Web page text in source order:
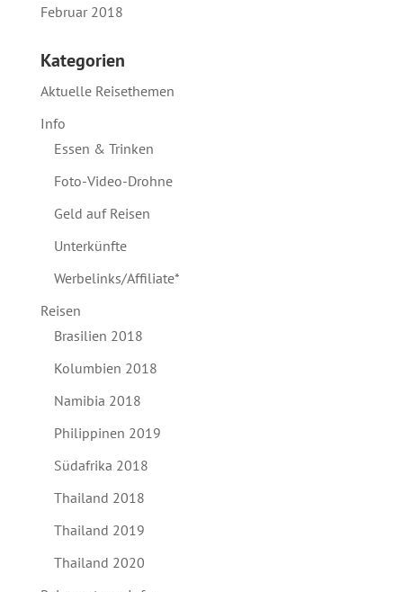
Februar 2018
Kategorien
Aktuelle Reisethemen
Info
Essen & Trinken
Foto-Video-Drohne
Geld auf Reisen
Unterkünfte
Werbelinks/Affiliate*
Reisen
Brasilien 2018
Kolumbien 2018
Namibia 2018
Philippinen 2019
Südafrika 2018
Thailand 2018
Thailand 2019
Thailand 2020